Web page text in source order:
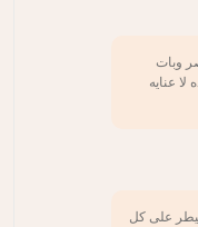
وبات
عنايه
على كل